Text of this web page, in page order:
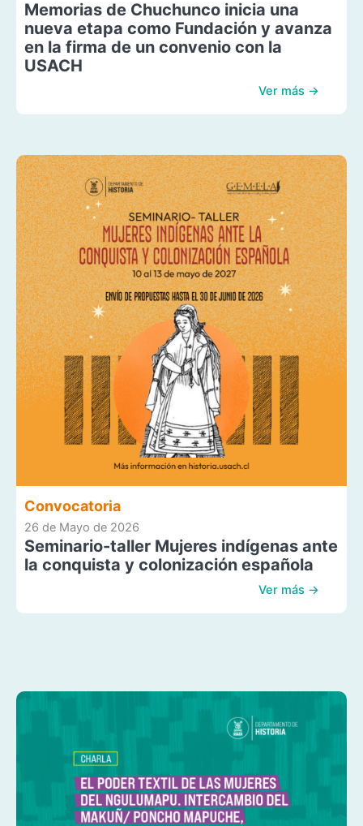
Memorias de Chuchunco inicia una
nueva etapa como Fundación y avanza
en la firma de un convenio con la
USACH
Ver más →
Convocatoria
26 de Mayo de 2026
Seminario-taller Mujeres indígenas ante
la conquista y colonización española
Ver más →